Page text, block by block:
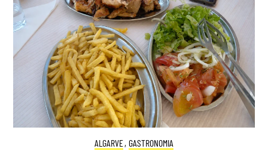
ALGARVE, GASTRONOMIA